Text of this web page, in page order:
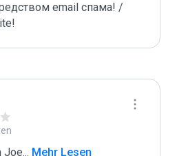
email спама! /
Joe... Mehr Lesen